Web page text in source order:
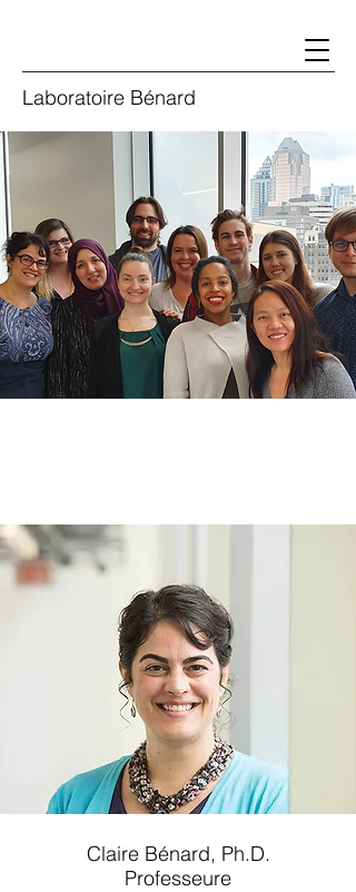
Laboratoire Bénard
Claire Bénard, Ph.D.
Professeure